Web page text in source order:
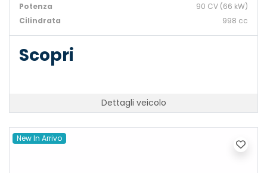
Potenza
90 CV (66 kW)
Cilindrata
998 cc
Scopri
Dettagli veicolo
New In Arrivo